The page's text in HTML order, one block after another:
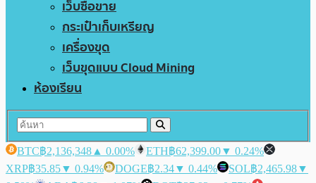
เว็บซื้อขาย
กระเป๋าเก็บเหรียญ
เครื่องขุด
เว็บขุดแบบ Cloud Mining
ห้องเรียน
BTC฿2,136,348 ▲ 0.00% ETH฿62,399.00▼ 0.24%
XRP฿35.85▼ 0.94% DOGE฿2.34▼ 0.44% SOL฿2,465.98▼